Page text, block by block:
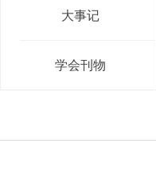
大事记
学会刊物